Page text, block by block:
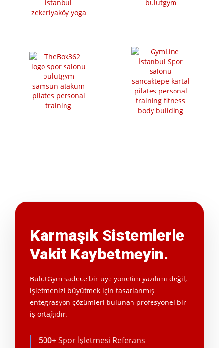
Karmaşık Sistemlerle
Vakit Kaybetmeyin.
BulutGym sadece bir üye yönetim yazılımı değil,
işletmenizi büyütmek için tasarlanmış
entegrasyon çözümleri bulunan profesyonel bir
iş ortağıdır.
500+Spor İşletmesi Referans